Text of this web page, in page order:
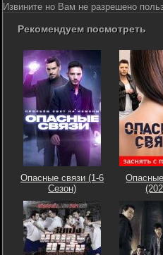
Извините но Вам не разрешено
Рекомендуем посмотреть
Опасные связи (1-6
Сезон)